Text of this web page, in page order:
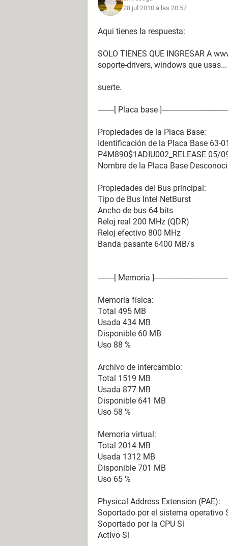
Nombre de la Placa Base
Memoria del Sistema 496 MB
Puerto de comunicación Puerto de
Puerto de comunicación Puerto de
Monitor:
Monitor Monitor PnP genérico
Multimedia:
Tarjeta de sonido VIA AC'97
Almacenamiento:
Controlador IDE VIA Serial ATA
Disquetera de 3 1/2 Unidad de
Disco duro WDC WD800BB-63JKC0
Disco duro GENERIC USB DISK
Lector óptico LITE-ON COMBO
DVD-ROM/CD-RW)
Particiones:
Dispositivos de entrada:
Teclado Dispositivo de teclado HID
Ratón Mouse compatible con HID
Tarjeta de Red VIA Rhine II Fast
Modem HSP56 MR
Dispositivos:
Impresora Enviar a OneNote 2007
Impresora EPSON Stylus CX5600
Impresora Fax
Impresora Microsoft Office
Impresora Microsoft XPS Document
Controlador USB1 VIA VT83C572
Controlador USB1 VIA VT83C572
Controlador USB1 VIA VT83C572
Controlador USB2 VIA USB 2.0
Dispositivos USB Dispositivo
28 jul 2010 a las 20:57
Aqui tienes la respuesta:
SOLO TIENES QUE INGRESAR A
soporte-drivers, windows que
suerte.
--------[ Placa base
Propiedades de la Placa Base:
Identificación de la Placa Base 63-
P4M890$1ADIU002_RELEASE 05/
Nombre de la Placa Base
Propiedades del Bus principal:
Tipo de Bus Intel NetBurst
Ancho de bus 64 bits
Reloj real 200 MHz (QDR)
Reloj efectivo 800 MHz
Banda pasante 6400 MB/s
--------[ Memoria
Memoria física:
Total 495 MB
Usada 434 MB
Disponible 60 MB
Uso 88 %
Archivo de intercambio:
Total 1519 MB
Usada 877 MB
Disponible 641 MB
Uso 58 %
Memoria virtual:
Total 2014 MB
Usada 1312 MB
Disponible 701 MB
Uso 65 %
Physical Address Extension (PAE):
Soportado por el sistema operativo
Soportado por la CPU Sí
Activo Sí